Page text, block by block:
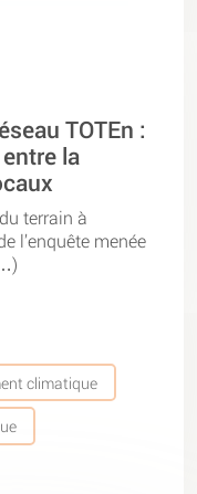
TOTEn :
la
terrain à
l’enquête menée
climatique